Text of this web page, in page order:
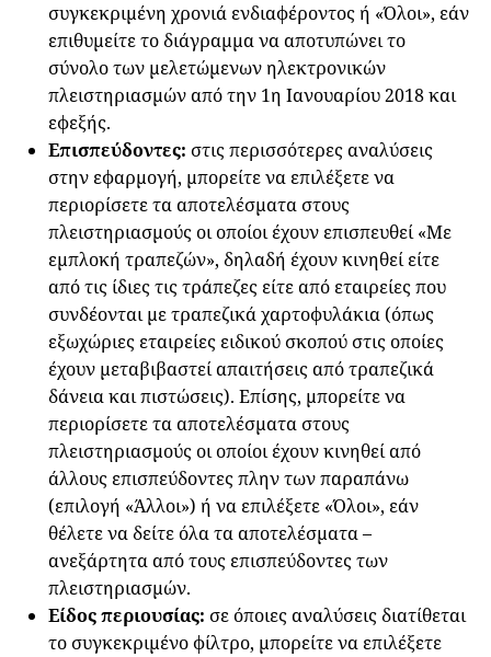
συγκεκριμένη χρονιά ενδιαφέροντος ή «Όλοι», εάν
επιθυμείτε το διάγραμμα να αποτυπώνει το
σύνολο των μελετώμενων ηλεκτρονικών
πλειστηριασμών από την 1η Ιανουαρίου 2018 και
εφεξής.
Επισπεύδοντες: στις περισσότερες αναλύσεις
στην εφαρμογή, μπορείτε να επιλέξετε να
περιορίσετε τα αποτελέσματα στους
πλειστηριασμούς οι οποίοι έχουν επισπευθεί «Με
εμπλοκή τραπεζών», δηλαδή έχουν κινηθεί είτε
από τις ίδιες τις τράπεζες είτε από εταιρείες που
συνδέονται με τραπεζικά χαρτοφυλάκια (όπως
εξωχώριες εταιρείες ειδικού σκοπού στις οποίες
έχουν μεταβιβαστεί απαιτήσεις από τραπεζικά
δάνεια και πιστώσεις). Επίσης, μπορείτε να
περιορίσετε τα αποτελέσματα στους
πλειστηριασμούς οι οποίοι έχουν κινηθεί από
άλλους επισπεύδοντες πλην των παραπάνω
(επιλογή «Άλλοι») ή να επιλέξετε «Όλοι», εάν
θέλετε να δείτε όλα τα αποτελέσματα –
ανεξάρτητα από τους επισπεύδοντες των
πλειστηριασμών.
Είδος περιουσίας: σε όποιες αναλύσεις διατίθεται
το συγκεκριμένο φίλτρο, μπορείτε να επιλέξετε